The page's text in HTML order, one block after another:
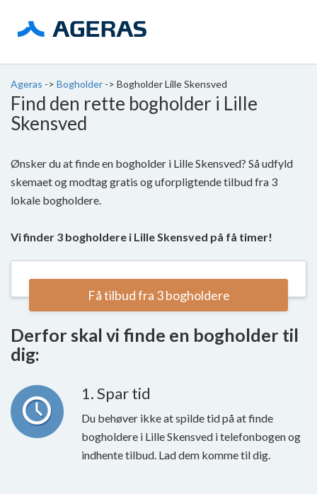
Ageras -> Bogholder -> Bogholder Lille Skensved
Find den rette bogholder i Lille
Skensved
Ønsker du at finde en bogholder i Lille Skensved? Så udfyld
skemaet og modtag gratis og uforpligtende tilbud fra 3
lokale bogholdere.
Vi finder 3 bogholdere i Lille Skensved på få timer!
Få tilbud fra 3 bogholdere
Derfor skal vi finde en bogholder til
dig:
1. Spar tid
Du behøver ikke at spilde tid på at finde
bogholdere i Lille Skensved i telefonbogen og
indhente tilbud. Lad dem komme til dig.